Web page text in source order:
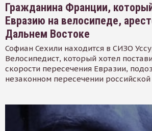
Гражданина Франции,
Евразию на велосипеде,
Дальнем Востоке
Софиан Сехили находится в СИЗО
Велосипедист, который хотел
скорости пересечения Евразии,
незаконном пересечении